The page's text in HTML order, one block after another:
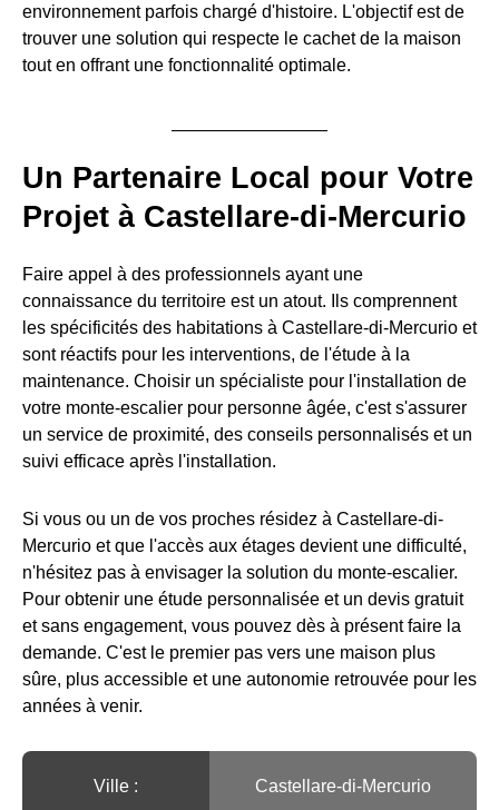
environnement parfois chargé d'histoire. L'objectif est de
trouver une solution qui respecte le cachet de la maison
tout en offrant une fonctionnalité optimale.
Un Partenaire Local pour Votre
Projet à Castellare-di-Mercurio
Faire appel à des professionnels ayant une
connaissance du territoire est un atout. Ils comprennent
les spécificités des habitations à Castellare-di-Mercurio et
sont réactifs pour les interventions, de l'étude à la
maintenance. Choisir un spécialiste pour l'installation de
votre monte-escalier pour personne âgée, c'est s'assurer
un service de proximité, des conseils personnalisés et un
suivi efficace après l'installation.
Si vous ou un de vos proches résidez à Castellare-di-
Mercurio et que l'accès aux étages devient une difficulté,
n'hésitez pas à envisager la solution du monte-escalier.
Pour obtenir une étude personnalisée et un devis gratuit
et sans engagement, vous pouvez dès à présent faire la
demande. C'est le premier pas vers une maison plus
sûre, plus accessible et une autonomie retrouvée pour les
années à venir.
Ville :️ Castellare-di-Mercurio